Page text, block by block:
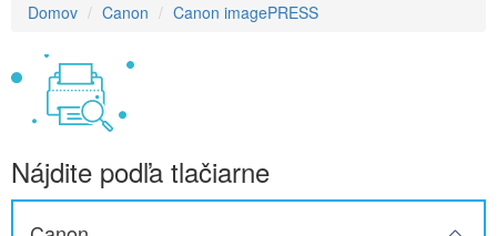
Domov
Canon Canon imagePRESS
Nájdite podľa tlačiarne